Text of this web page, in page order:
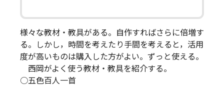
様々な教材・教具がある。自作すればさらに倍増す
る。しかし，時間を考えたり手間を考えると，活用
度が高いものは購入した方がよい。ずっと使える。
西岡がよく使う教材・教具を紹介する。
○五色百人一首